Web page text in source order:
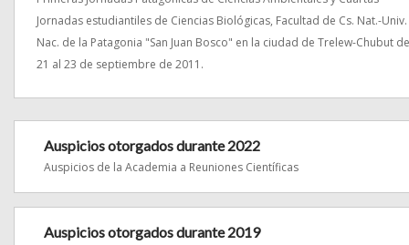
Jornadas estudiantiles de Ciencias Biológicas, Facultad de Cs. Nat.-Univ.
Nac. de la Patagonia "San Juan Bosco" en la ciudad de Trelew-Chubut
21 al 23 de septiembre de 2011.
Auspicios otorgados durante 2022
Auspicios de la Academia a Reuniones Científicas
Auspicios otorgados durante 2019